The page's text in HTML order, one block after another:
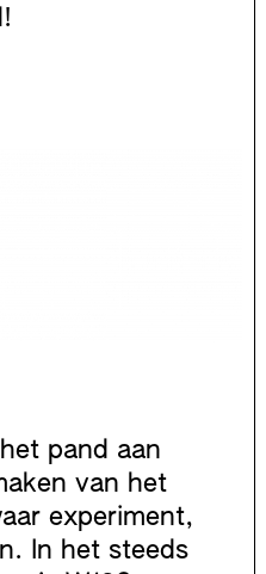
pand aan
van het
experiment,
In het steeds